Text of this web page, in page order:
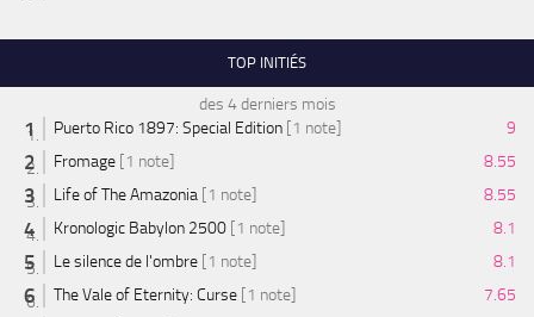
TOP INITIÉS
des 4 derniers mois
Puerto Rico 1897: Special Edition [1 note]
9
Fromage [1 note]
8.55
Life of The Amazonia [1 note]
8.55
Kronologic Babylon 2500 [1 note]
8.1
Le silence de l'ombre [1 note]
8.1
The Vale of Eternity: Curse [1 note]
7.65